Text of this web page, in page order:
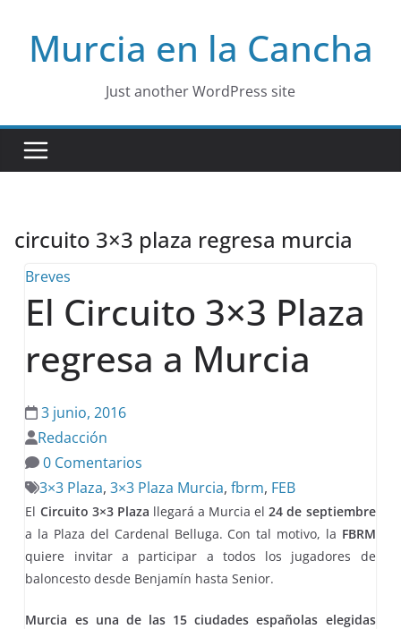
contentMurcia en la Cancha
Just another WordPress site
circuito 3×3 plaza regresa murcia
Breves
El Circuito 3×3 Plaza
regresa a Murcia
3 junio, 2016
Redacción
0 Comentarios
3×3 Plaza,3×3 Plaza Murcia,fbrm, FEB
El Circuito 3×3 Plaza llegará a Murcia el24 de septiembre
a la Plaza del Cardenal Belluga. Con tal motivo, la FBRM
quiere invitar a participar a todos los jugadores de
baloncesto desde Benjamín hasta Senior.
Murcia es una de las 15 ciudades españolas elegidas